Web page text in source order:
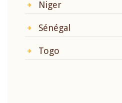
Niger
Sénégal
Togo